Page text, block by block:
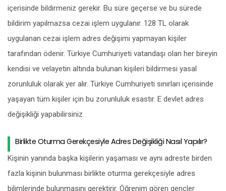
içerisinde bildirmeniz gerekir. Bu süre geçerse ve bu sürede
bildirim yapılmazsa cezai işlem uygulanır. 128 TL olarak
uygulanan cezai işlem adres değişimi yapmayan kişiler
tarafından ödenir. Türkiye Cumhuriyeti vatandaşı olan her bireyin
kendisi ve velayetin altında bulunan kişileri bildirmesi yasal
zorunluluk olarak yer alır. Türkiye Cumhuriyeti sınırları içerisinde
yaşayan tüm kişiler için bu zorunluluk esastır. E devlet adres
değişikliği yapabilirsiniz.
Birlikte Oturma Gerekçesiyle Adres Değişikliği Nasıl Yapılır?
Kişinin yanında başka kişilerin yaşaması ve aynı adreste birden
fazla kişinin bulunması birlikte oturma gerekçesiyle adres
bilimlerinde bulunmasını gerektirir. Öğrenim gören gençler